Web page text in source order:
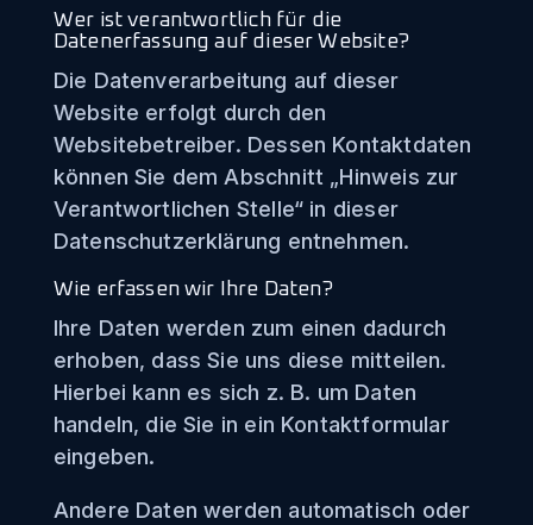
Wer ist verantwortlich für die
Datenerfassung auf dieser Website?
Die Datenverarbeitung auf dieser
Website erfolgt durch den
Websitebetreiber. Dessen Kontaktdaten
können Sie dem Abschnitt „Hinweis zur
Verantwortlichen Stelle“ in dieser
Datenschutzerklärung entnehmen.
Wie erfassen wir Ihre Daten?
Ihre Daten werden zum einen dadurch
erhoben, dass Sie uns diese mitteilen.
Hierbei kann es sich z. B. um Daten
handeln, die Sie in ein Kontaktformular
eingeben.
Andere Daten werden automatisch oder